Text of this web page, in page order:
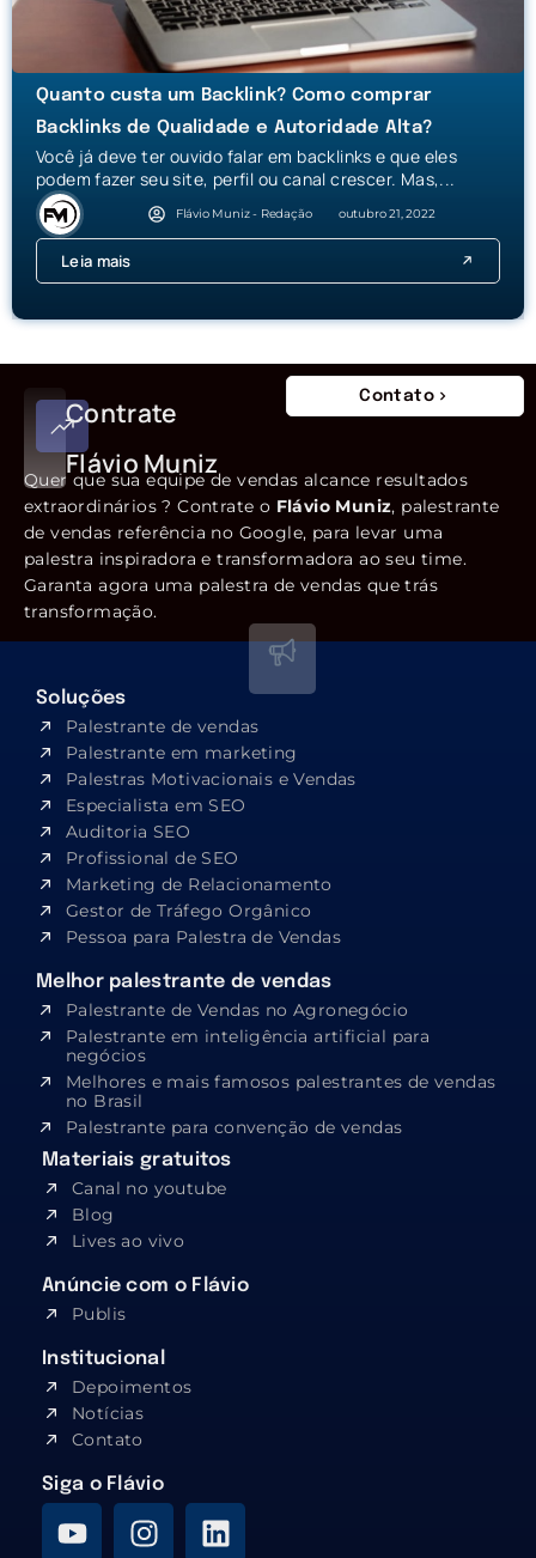
Quanto custa um Backlink? Como comprar
Backlinks de Qualidade e Autoridade Alta?
Você já deve ter ouvido falar em backlinks e que eles
podem fazer seu site, perfil ou canal crescer. Mas,...
Flávio Muniz - Redação outubro 21, 2022
Leia mais
Contrate
Flávio Muniz
Contato
Quer que sua equipe de vendas alcance resultados
extraordinários ? Contrate o Flávio Muniz, palestrante
de vendas referência no Google, para levar uma
palestra inspiradora e transformadora ao seu time.
Garanta agora uma palestra de vendas que trás
transformação.
Soluções
Palestrante de vendas
Palestrante em marketing
Palestras Motivacionais e Vendas
Especialista em SEO​
Auditoria SEO
Profissional de SEO
Marketing de Relacionamento
Gestor de Tráfego Orgânico
Pessoa para Palestra de Vendas
Melhor palestrante de vendas
Palestrante de Vendas no Agronegócio
Palestrante em inteligência artificial para
negócios
Melhores e mais famosos palestrantes de vendas
no Brasil
Palestrante para convenção de vendas
Materiais gratuitos
Canal no youtube
Blog
Lives ao vivo
Anúncie com o Flávio
Publis
Institucional
Depoimentos
Notícias
Contato
Siga o Flávio